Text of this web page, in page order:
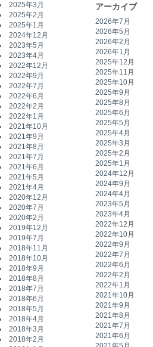
2025年3月
2025年2月
2025年1月
2024年12月
2023年5月
2023年4月
2022年12月
2022年9月
2022年7月
2022年6月
2022年2月
2022年1月
2021年10月
2021年9月
2021年8月
2021年7月
2021年6月
2021年5月
2021年4月
2020年12月
2020年7月
2020年2月
2019年12月
2019年7月
2018年11月
2018年10月
2018年9月
2018年8月
2018年7月
2018年6月
2018年5月
2018年4月
2018年3月
2018年2月
アーカイブ
2026年7月
2026年5月
2026年2月
2026年1月
2025年12月
2025年11月
2025年10月
2025年9月
2025年8月
2025年6月
2025年5月
2025年4月
2025年3月
2025年2月
2025年1月
2024年12月
2024年9月
2024年4月
2023年5月
2023年4月
2022年12月
2022年10月
2022年9月
2022年7月
2022年6月
2022年2月
2022年1月
2021年10月
2021年9月
2021年8月
2021年7月
2021年6月